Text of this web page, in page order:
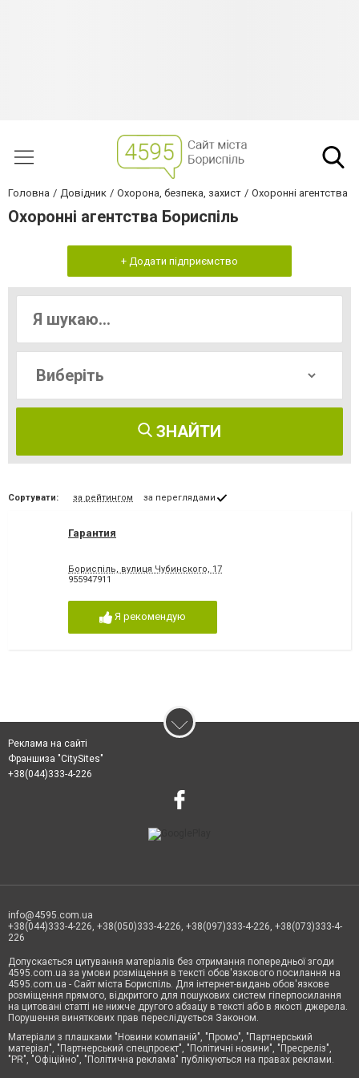
Головна Довідник Охорона, безпека, захист Охоронні агентства
Охоронні агентства Бориспіль
+ Додати підприємство
ЗНАЙТИ
Сортувати: за рейтингом за переглядами
Гарантия
Бориспіль, вулиця Чубинского, 17
955947911
Я рекомендую
Реклама на сайті
Франшиза "CitySites"
+38(044)333-4-226
info@4595.com.ua
+38(044)333-4-226, +38(050)333-4-226, +38(097)333-4-226, +38(073)333-4-
226
Допускається цитування матеріалів без отримання попередньої згоди
4595.com.ua за умови розміщення в тексті обов'язкового посилання на
4595.com.ua - Сайт міста Бориспіль. Для інтернет-видань обов'язкове
розміщення прямого, відкритого для пошукових систем гіперпосилання
на цитовані статті не нижче другого абзацу в тексті або в якості джерела.
Порушення виняткових прав переслідується Законом.
Матеріали з плашками "Новини компаній", "Промо", "Партнерський
матеріал", "Партнерський спецпроєкт", "Політичні новини", "Пресреліз",
"PR", "Офіційно", "Політична реклама" публікуються на правах реклами.